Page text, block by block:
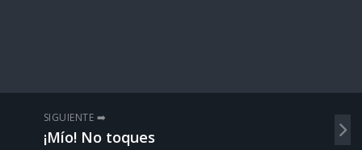
SIGUIENTE ➡️
¡Mío! No toques